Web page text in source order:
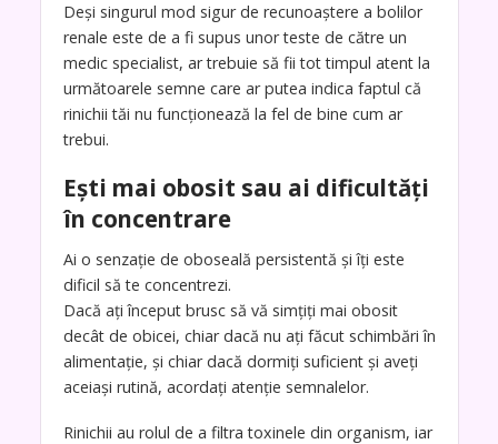
Deși singurul mod sigur de recunoaștere a bolilor
renale este de a fi supus unor teste de către un
medic specialist, ar trebuie să fii tot timpul atent la
următoarele semne care ar putea indica faptul că
rinichii tăi nu funcționează la fel de bine cum ar
trebui.
Ești mai obosit sau ai dificultăți
în concentrare
Ai o senzație de oboseală persistentă și îți este
dificil să te concentrezi.
Dacă ați început brusc să vă simțiți mai obosit
decât de obicei, chiar dacă nu ați făcut schimbări în
alimentație, și chiar dacă dormiți suficient și aveți
aceiași rutină, acordați atenție semnalelor.
Rinichii au rolul de a filtra toxinele din organism, iar